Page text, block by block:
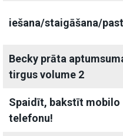
iešana/staigāšana/
Becky prāta
tirgus volume 2
Spaidīt, bakstīt mobilo
telefonu!